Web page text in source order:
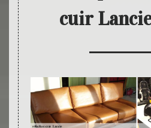
cuir